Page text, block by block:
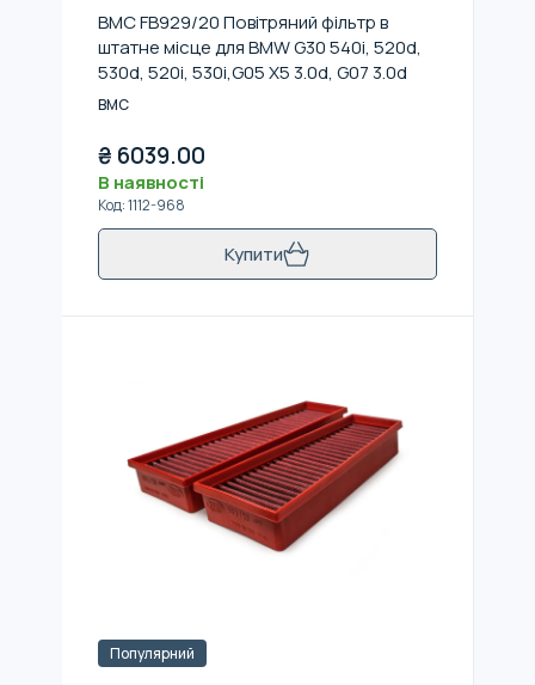
BMC FB929/20 Повітряний фільтр в
штатне місце для BMW G30 540i, 520d,
530d, 520i, 530i,G05 X5 3.0d, G07 3.0d
BMC
₴ 6039.00
В наявності
Код:1112-968
Купити
Популярний